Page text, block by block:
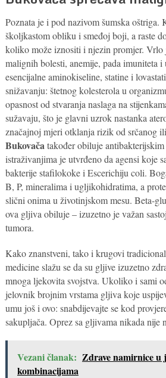
Poznata je i pod nazivom šumska oštriga.
školjkastom obliku i smeđoj boji, a raste
koliko može iznositi i njezin promjer. Vrlo
malignih bolesti, anemije, pada imuniteta
esencijalne aminokiseline, statine i
snižavanju: štetnog kolesterola u
opasnost od stvaranja naslaga na
sužavaju, što je glavni uzrok nastanka
značajnoj mjeri otklanja rizik od srčanog
Bukovačatakođer obiluje antibakterijskim
istraživanjima je utvrđeno da agensi koje
bakterije stafilokoke i Escerichiju coli.
B, P, mineralima i ugljikohidratima, a
slični onima u životinjskom mesu. Beta-
ova gljiva obiluje – izuzetno je važan
tumora.
Kako znanstveni, tako i krugovi
medicine slažu se da su gljive izuzetno
mnoga ljekovita svojstva. Ukoliko i sami
jelovnik brojnim vrstama gljiva koje
umu još i ovo: snabdijevajte se kod
sakupljača. Oprez sa gljivama nikada nije
Vezani članak: Zdrave namirnice u
kombinacijama